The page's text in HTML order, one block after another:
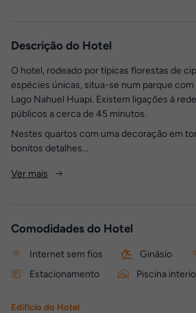
Descrição do Hotel
O hotel, rodeado por típicas florestas de
espécies únicas, situa-se num parque
Lago Nahuel Huapi. Existem ligações à
públicos a cerca de 45 minutos.
Nestes quartos com uma decoração em
bonitos detalhes...
Ver mais
Comodidades do Hotel
Internet sem fios Ginásio
Estacionamento
Piscina
Edifício do Hotel